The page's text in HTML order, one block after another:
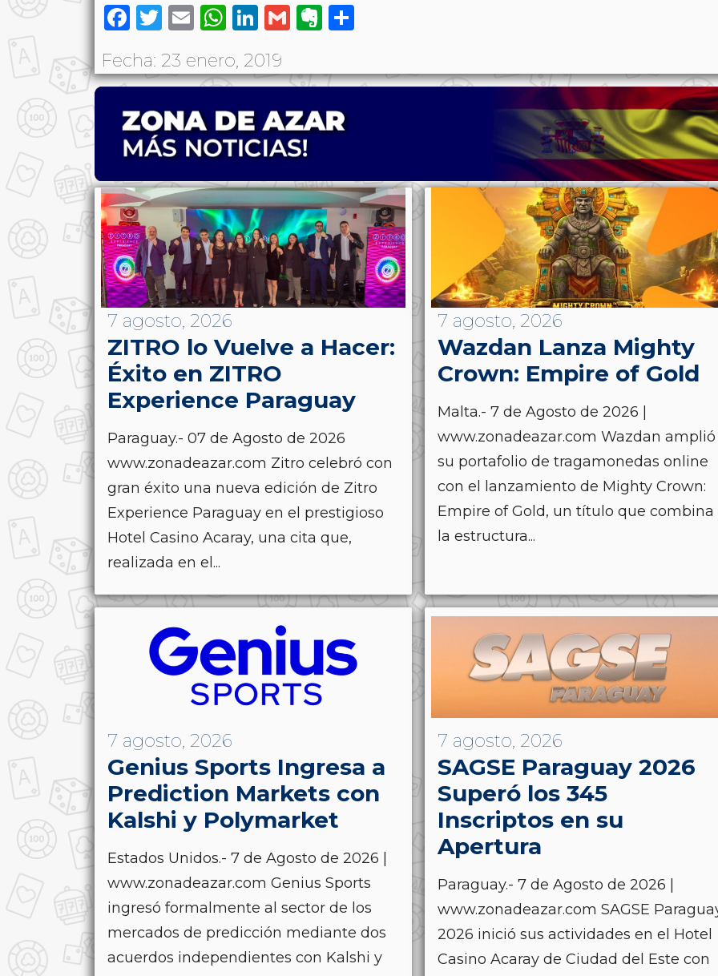
Facebook
Twitter
EmailWhatsApp
LinkedIn
GmailEvernote
Fecha: 23 enero, 2019
7 agosto, 2026
ZITRO lo Vuelve a Hacer:
Éxito en ZITRO
Experience Paraguay
Paraguay.- 07 de Agosto de 2026
www.zonadeazar.com Zitro celebró con
gran éxito una nueva edición de Zitro
Experience Paraguay en el prestigioso
Hotel Casino Acaray, una cita que,
realizada en el...
7 agosto, 2026
Wazdan Lanza Mighty
Crown: Empire of Gold
Malta.- 7 de Agosto de 2026 |
www.zonadeazar.com Wazdan amplió
su portafolio de tragamonedas online
con el lanzamiento de Mighty Crown:
Empire of Gold, un título que combina
la estructura...
7 agosto, 2026
Genius Sports Ingresa a
Prediction Markets con
Kalshi y Polymarket
Estados Unidos.- 7 de Agosto de 2026 |
www.zonadeazar.com Genius Sports
ingresó formalmente al sector de los
mercados de predicción mediante dos
acuerdos independientes con Kalshi y
7 agosto, 2026
SAGSE Paraguay 2026
Superó los 345
Inscriptos en su
Apertura
Paraguay.- 7 de Agosto de 2026 |
www.zonadeazar.com SAGSE
2026 inició sus actividades en el Hotel
Casino Acaray de Ciudad del Este con